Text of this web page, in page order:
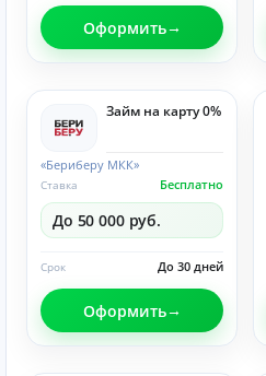
Оформить
Займ на карту 0%
«Бериберу МКК»
Бесплатно
Ставка
До 50 000 руб.
До 30 дней
Срок
Оформить